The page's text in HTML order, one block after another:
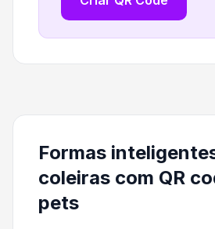
Formas
coleiras com QR
pets